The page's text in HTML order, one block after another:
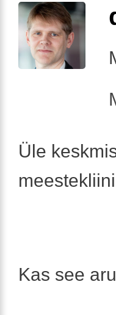
Üle
Kas see